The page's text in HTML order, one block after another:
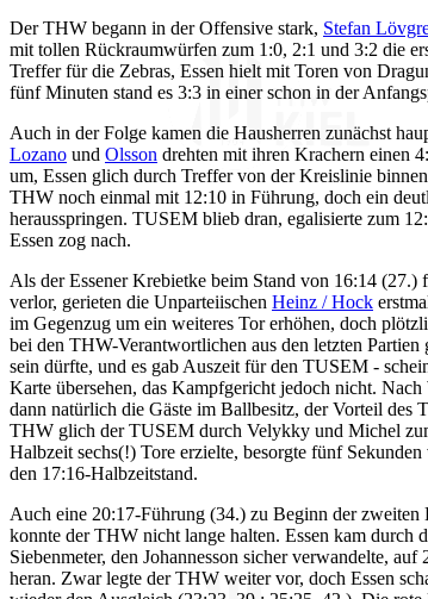
Der THW begann in der Offensive stark, Stefan
mit tollen Rückraumwürfen zum 1:0, 2:1 und 3:2 die
Treffer für die Zebras, Essen hielt mit Toren von
fünf Minuten stand es 3:3 in einer schon in der
Auch in der Folge kamen die Hausherren zunächst
Lozano und Olsson drehten mit ihren Krachern einen
um, Essen glich durch Treffer von der Kreislinie
THW noch einmal mit 12:10 in Führung, doch ein
herausspringen. TUSEM blieb dran, egalisierte zum
Essen zog nach.
Als der Essener Krebietke beim Stand von 16:14
verlor, gerieten die Unparteiischen Heinz / Hock
im Gegenzug um ein weiteres Tor erhöhen, doch
bei den THW-Verantwortlichen aus den letzten
sein dürfte, und es gab Auszeit für den TUSEM -
Karte übersehen, das Kampfgericht jedoch nicht.
dann natürlich die Gäste im Ballbesitz, der Vorteil des
THW glich der TUSEM durch Velykky und Michel
Halbzeit sechs(!) Tore erzielte, besorgte fünf
den 17:16-Halbzeitstand.
Auch eine 20:17-Führung (34.) zu Beginn der zweiten
konnte der THW nicht lange halten. Essen kam durch
Siebenmeter, den Johannesson sicher verwandelte, auf
heran. Zwar legte der THW weiter vor, doch Essen